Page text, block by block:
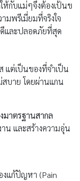
ห้กับแม่ๆจึงต้องเป้นข
มพรีเมี่ยมที่จริงใจ
ดีและปลอดภัยที่สุด
แต่เป็นของที่จำเป็น
บาย โดยผ่านแกน
มาตรฐานสากล
าน และสร้างความอุ่น
งแก้ปัญหา (Pain